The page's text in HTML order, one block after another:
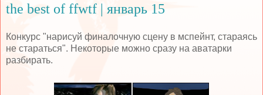
the best of ffwtf | январь 15
Конкурс "нарисуй финалочную сцену в мспейнт, стараясь
не стараться". Некоторые можно сразу на аватарки
разбирать.